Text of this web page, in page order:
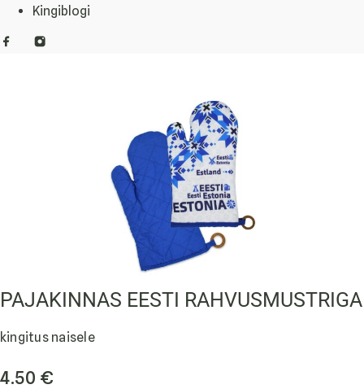
Kingiblogi
PAJAKINNAS EESTI RAHVUSMUSTRIGA
kingitus naisele
4.50 €